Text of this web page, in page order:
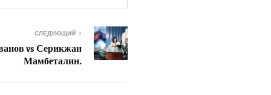
СЛЕДУЮЩИЙ
vs Серикжан
Мамбеталин.